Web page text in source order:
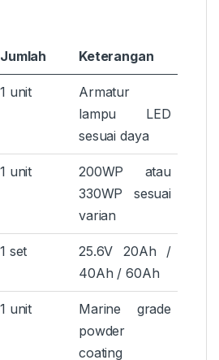
Jumlah Keterangan
1 unit
Armatur
lampu LED
sesuai daya
1 unit
200WP atau
330WP sesuai
varian
1 set
25.6V 20Ah /
40Ah / 60Ah
1 unit
Marine grade
powder
coating